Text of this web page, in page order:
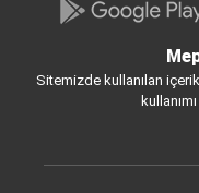
Sitemizde kullanılan